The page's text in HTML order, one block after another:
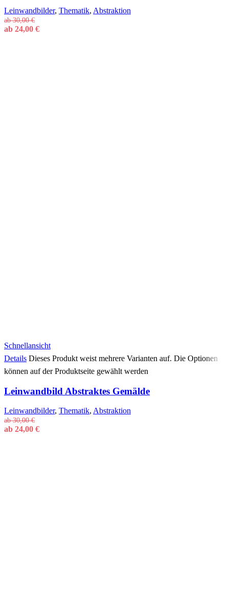
Leinwandbilder, Thematik, Abstraktion
ab30,00€
ab 24,00 €
Schnellansicht
Details Dieses Produkt weist mehrere Varianten auf. Die Optionen
können auf der Produktseite gewählt werden
Leinwandbild Abstraktes Gemälde
Leinwandbilder, Thematik, Abstraktion
ab30,00€
ab 24,00 €